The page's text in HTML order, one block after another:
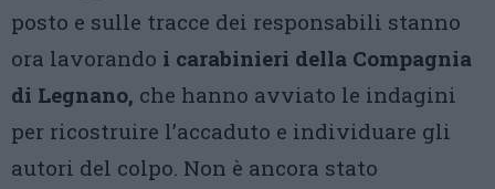
posto e sulle tracce dei responsabili stanno
ora lavorando i carabinieri della Compagnia
di Legnano, che hanno avviato le indagini
per ricostruire l’accaduto e individuare gli
autori del colpo. Non è ancora stato